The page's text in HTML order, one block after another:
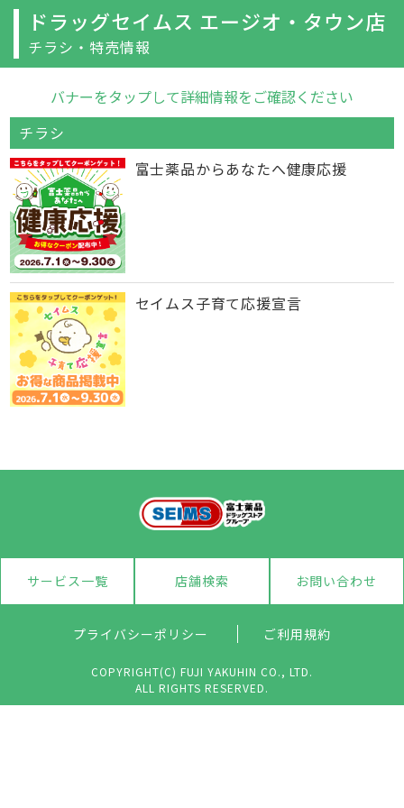
ドラッグセイムス エージオ・タウン店
チラシ・特売情報
バナーをタップして詳細情報をご確認ください
チラシ
富士薬品からあなたへ健康応援
セイムス子育て応援宣言
サービス一覧 店舗検索 お問い合わせ
プライバシーポリシー ご利用規約
COPYRIGHT(C) FUJI YAKUHIN CO., LTD.
ALL RIGHTS RESERVED.